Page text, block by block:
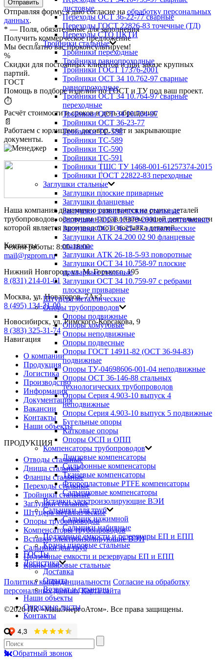
Отправляя форму, я даю согласие на обработку персональных
данных.
* — Поля, обязательные для заполнения
Получить коммерческое предложение
Мы бесплатно вас проконсультируем!
%
Скидки для постоянных клиентов и при заказе крупных
партий.
ГОСТ
Помощь в подборе изделий по ГОСТ и ТУ под ваш проект.
⏱
Расчёт стоимости и сроков в день обращения.
📄
Работаем с юрлицами, договор, счёт и закрывающие
документы.
Наша компания динамично развивается на рынке деталей
трубопроводов, основным направлением нашей деятельности
которой является производство и поставка деталей.
Контакты
Режим работы: 8:00-18:00
mail@rgprom.ru
Нижний Новгород, ул. М. Горького, 195
8 (831) 214-01-01
Москва, ул. Новаторов, 7Ак2
8 (495) 134-31-00
Новосибирск, ул. Римского-Корсакова, 9
8 (383) 325-31-74
Навигация
О компании
Продукция
Логистика
Производство
Информация
Документация
Вакансии
Контакты
Наши объекты
ПРОДУКЦИЯ
Отводы стальные
Днища стальные
Фланцы стальные
Переходы стальные
Тройники стальные
Заглушки стальные
Штуцера металлические
Опоры трубопроводов
Компенсаторы трубопроводов
Вставки электроизолирующие ВЭИ
Сальники для труб
Подземные емкости и резервуары ЕП и ЕПП
Краны шаровые стальные
Политика конфиденциальности Согласие на обработку
персональных данных Карта сайта
©2026 ПК «МашЭнергоАтом». Все права защищены.
листовые
Переходы ОСТ 36-22-77 сварные
Переходы ГОСТ 22826-83 точечные (ТД)
Переходы СТО ЦКТИ
Тройники стальные
Тройники переходные
Тройники равнопроходные
Тройники ГОСТ 17376-2001
Тройники ОСТ 34 10.762-97 сварные
равнопроходные
Тройники ОСТ 34 10.764-97 сварные
переходные
Тройники ОСТ 34 10.764-97
Тройники ОСТ 36-23-77
Тройники ТС-588
Тройники ТС-589
Тройники ТС-590
Тройники ТС-591
Тройники ТШС ТУ 1468-001-61257374-2015
Тройники ГОСТ 22822-83 переходные
Заглушки стальные
Заглушки плоские приварные
Заглушки фланцевые
Заглушки эллиптические стальные
Заглушки ГОСТ 17379-2001 эллиптические
Заглушки ОСТ 36-25-77 эллиптические
Заглушки АТК 24.200 02 90 фланцевые
стальные
Заглушки АТК 26-18-5-93 поворотные
Заглушки ОСТ 34 10.758-97 плоские
приварные стальные
Заглушки ОСТ 34 10.759-97 с ребрами
плоские приварные
Штуцера металлические
Опоры трубопроводов
Опоры подвижные
Опоры хомутовые
Опоры неподвижные
Опоры подвесные
Опоры ГОСТ 14911-82 (ОСТ 36-94-83)
подвижные
Опоры ТУ-04698606-001-04 неподвижные
Опоры ОСТ 36-146-88 стальных
технологических трубопроводов
Опоры Серия 4.903-10 выпуск 4
неподвижные
Опоры Серия 4.903-10 выпуск 5 подвижные
Бугельные опоры
Катковые опоры
Опоры ОСП и ОПП
Компенсаторы трубопроводов
Линзовые компенсаторы
Сильфонные компенсаторы
Тканевые компенсаторы
Фторопластовые PTFE компенсаторы
Сальниковые компенсаторы
Вставки электроизолирующие ВЭИ
Сальники для труб
Сальник нажимной
Сальники набивные
Подземные емкости и резервуары ЕП и ЕПП
Краны шаровые стальные
ГОСТы
Логистика
Доставка
Оплата
Возврат и гарантии
Наши объекты
Опросные листы
Контакты
Обратный звонок